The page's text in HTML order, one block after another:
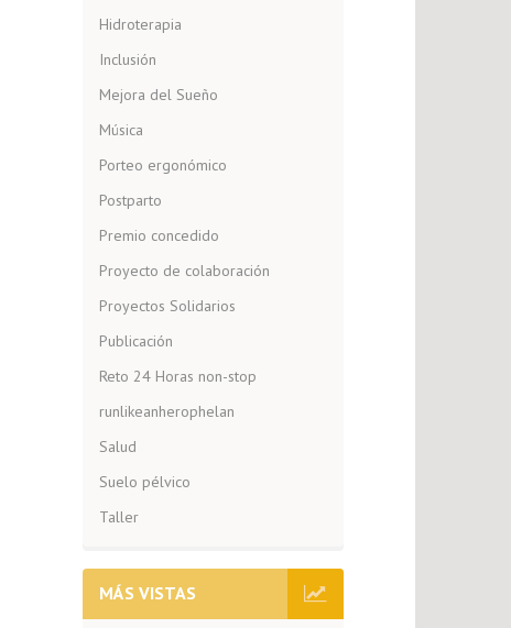
Hidroterapia
Inclusión
Mejora del Sueño
Música
Porteo ergonómico
Postparto
Premio concedido
Proyecto de colaboración
Proyectos Solidarios
Publicación
Reto 24 Horas non-stop
runlikeanherophelan
Salud
Suelo pélvico
Taller
MÁS VISTAS